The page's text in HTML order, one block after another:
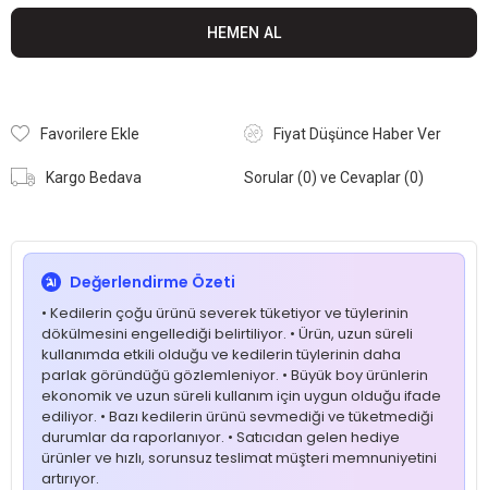
Favorilere Ekle Fiyat Düşünce Haber Ver
Kargo Bedava Sorular (0) ve Cevaplar (0)
Değerlendirme Özeti
• Kedilerin çoğu ürünü severek tüketiyor ve tüylerinin
dökülmesini engellediği belirtiliyor. • Ürün, uzun süreli
kullanımda etkili olduğu ve kedilerin tüylerinin daha
parlak göründüğü gözlemleniyor. • Büyük boy ürünlerin
ekonomik ve uzun süreli kullanım için uygun olduğu ifade
ediliyor. • Bazı kedilerin ürünü sevmediği ve tüketmediği
durumlar da raporlanıyor. • Satıcıdan gelen hediye
ürünler ve hızlı, sorunsuz teslimat müşteri memnuniyetini
artırıyor.